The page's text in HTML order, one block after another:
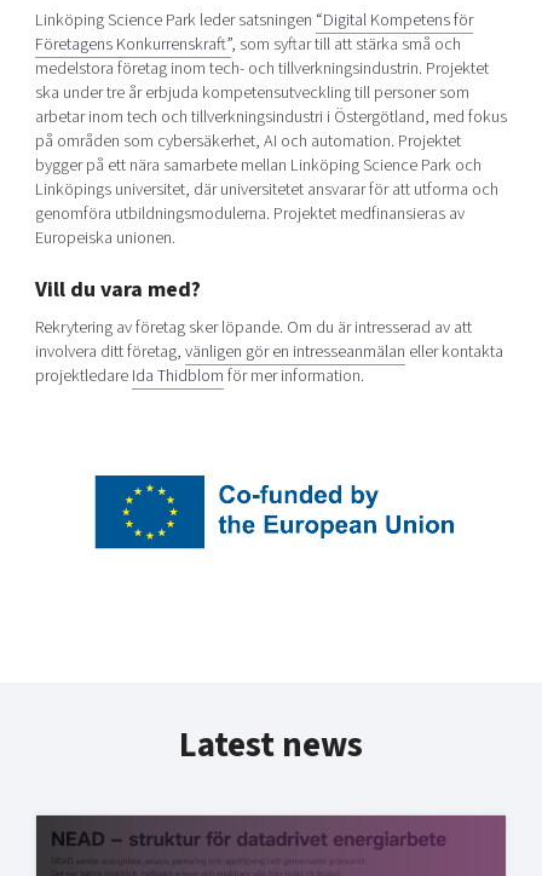
Linköping Science Park leder satsningen “Digital Kompetens för
Företagens Konkurrenskraft”, som syftar till att stärka små och
medelstora företag inom tech- och tillverkningsindustrin. Projektet
ska under tre år erbjuda kompetensutveckling till personer som
arbetar inom tech och tillverkningsindustri i Östergötland, med fokus
på områden som cybersäkerhet, AI och automation. Projektet
bygger på ett nära samarbete mellan Linköping Science Park och
Linköpings universitet, där universitetet ansvarar för att utforma och
genomföra utbildningsmodulerna. Projektet medfinansieras av
Europeiska unionen.
Vill du vara med?
Rekrytering av företag sker löpande. Om du är intresserad av att
involvera ditt företag,vänligen gör en intresseanmälan eller kontakta
projektledareIda Thidblomför mer information.
Latest news